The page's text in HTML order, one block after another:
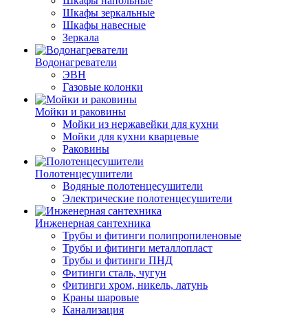
Шкафы зеркальные
Шкафы навесные
Зеркала
Водонагреватели
ЭВН
Газовые колонки
Мойки и раковины
Мойки из нержавейки для кухни
Мойки для кухни кварцевые
Раковины
Полотенцесушители
Водяные полотенцесушители
Электрические полотенцесушители
Инженерная сантехника
Трубы и фитинги полипропиленовые
Трубы и фитинги металлопласт
Трубы и фитинги ПНД
Фитинги сталь, чугун
Фитинги хром, никель, латунь
Краны шаровые
Канализация